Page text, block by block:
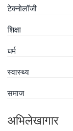
टेक्नोलॉजी
शिक्षा
धर्म
स्वास्थ्य
समाज
अभिलेखागार